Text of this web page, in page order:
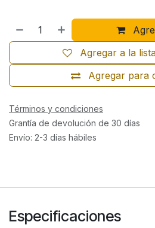
Agregar para
Agregar a la
Términos y condiciones
Grantía de devolución de 30 días
Envío: 2-3 días hábiles
Especificaciones